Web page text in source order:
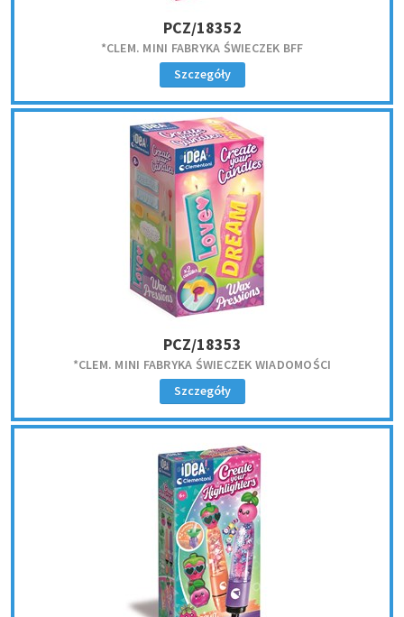
PCZ/18352
*CLEM. MINI FABRYKA ŚWIECZEK BFF
Szczegóły
PCZ/18353
*CLEM. MINI FABRYKA ŚWIECZEK WIADOMOŚCI
Szczegóły